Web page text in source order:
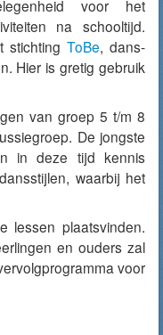
voor het
na schooltijd.
stichtingToBe, dans-
Hier is gretig gebruik
van groep 5 t/m 8
De jongste
in deze tijd kennis
waarbij het
lessen plaatsvinden.
en ouders zal
voor